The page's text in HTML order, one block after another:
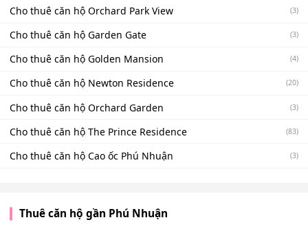
Cho thuê căn hộ Orchard Park View (3)
Cho thuê căn hộ Garden Gate (3)
Cho thuê căn hộ Golden Mansion (4)
Cho thuê căn hộ Newton Residence (20)
Cho thuê căn hộ Orchard Garden (3)
Cho thuê căn hộ The Prince Residence (83)
Cho thuê căn hộ Cao ốc Phú Nhuận (3)
Thuê căn hộ gần Phú Nhuận